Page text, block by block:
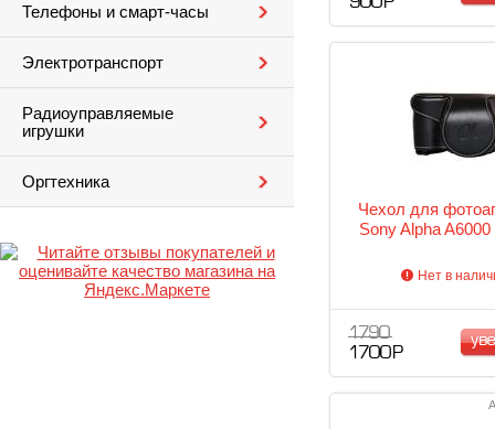
Телефоны и смарт-часы
Электротранспорт
Радиоуправляемые
игрушки
Оргтехника
Чехол для
Sony Alpha
Нет в
1 790
1 700 Р